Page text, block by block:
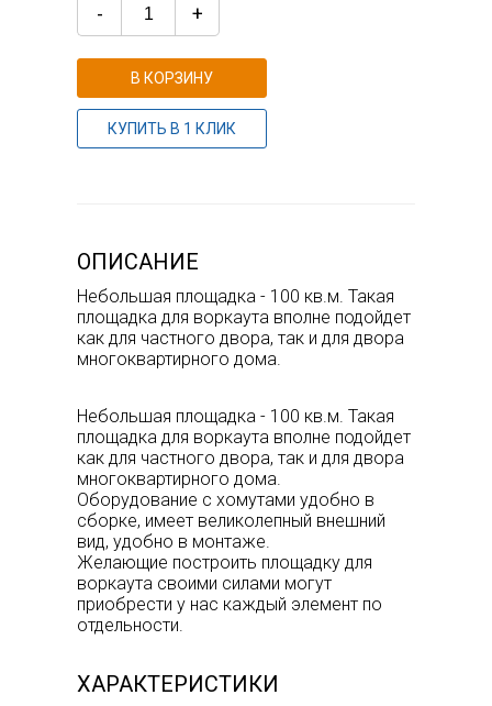
- +
В КОРЗИНУ
КУПИТЬ В 1 КЛИК
ОПИСАНИЕ
Небольшая площадка - 100 кв.м. Такая
площадка для воркаута вполне подойдет
как для частного двора, так и для двора
многоквартирного дома.
Небольшая площадка - 100 кв.м. Такая
площадка для воркаута вполне подойдет
как для частного двора, так и для двора
многоквартирного дома.
Оборудование с хомутами удобно в
сборке, имеет великолепный внешний
вид, удобно в монтаже.
Желающие построить площадку для
воркаута своими силами могут
приобрести у нас каждый элемент по
отдельности.
ХАРАКТЕРИСТИКИ